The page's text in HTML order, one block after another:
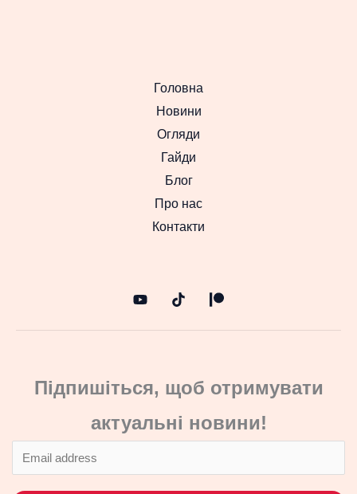
Головна
Новини
Огляди
Гайди
Блог
Про нас
Контакти
Підпишіться, щоб отримувати
актуальні новини!